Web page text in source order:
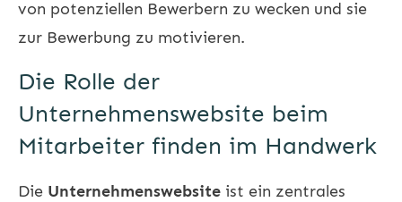
von potenziellen Bewerbern zu wecken und sie
zur Bewerbung zu motivieren.
Die Rolle der
Unternehmenswebsite beim
Mitarbeiter finden im Handwerk
Die Unternehmenswebsite ist ein zentrales